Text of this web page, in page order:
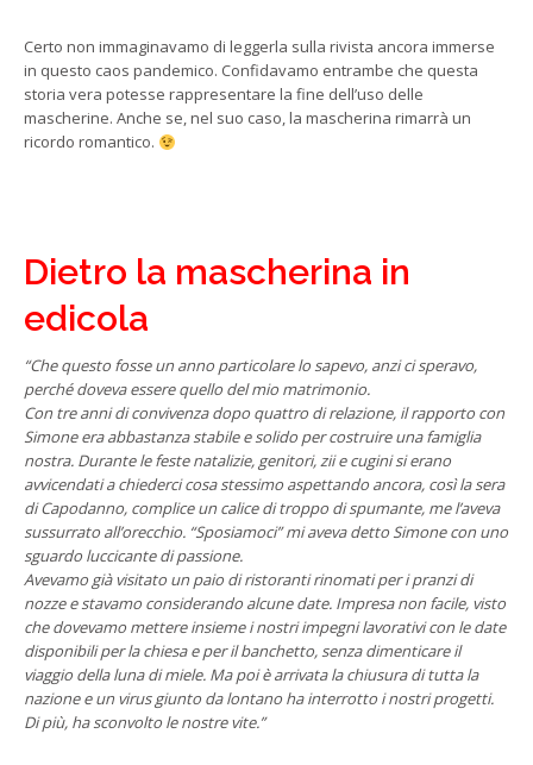
Certo non immaginavamo di leggerla sulla rivista ancora immerse
in questo caos pandemico. Confidavamo entrambe che questa
storia vera potesse rappresentare la fine dell’uso delle
mascherine. Anche se, nel suo caso, la mascherina rimarrà un
ricordo romantico.
Dietro la mascherina in
edicola
“Che questo fosse un anno particolare lo sapevo, anzi ci speravo,
perché doveva essere quello del mio matrimonio.
Con tre anni di convivenza dopo quattro di relazione, il rapporto con
Simone era abbastanza stabile e solido per costruire una famiglia
nostra. Durante le feste natalizie, genitori, zii e cugini si erano
avvicendati a chiederci cosa stessimo aspettando ancora, così la sera
di Capodanno, complice un calice di troppo di spumante, me l’aveva
sussurrato all’orecchio. “Sposiamoci” mi aveva detto Simone con uno
sguardo luccicante di passione.
Avevamo già visitato un paio di ristoranti rinomati per i pranzi di
nozze e stavamo considerando alcune date. Impresa non facile, visto
che dovevamo mettere insieme i nostri impegni lavorativi con le date
disponibili per la chiesa e per il banchetto, senza dimenticare il
viaggio della luna di miele. Ma poi è arrivata la chiusura di tutta la
nazione e un virus giunto da lontano ha interrotto i nostri progetti.
Di più, ha sconvolto le nostre vite.”